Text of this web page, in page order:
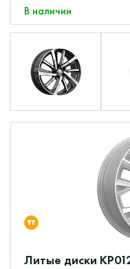
В наличии
Литые диски